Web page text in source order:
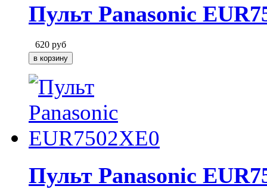
Пульт Panasonic
620 руб
Пульт Panasonic